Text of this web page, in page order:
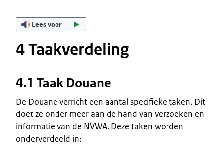
Lees voor
4 Taakverdeling
4.1 Taak Douane
De Douane verricht een aantal specifieke taken. Dit
doet ze onder meer aan de hand van verzoeken en
informatie van de NVWA. Deze taken worden
onderverdeeld in: